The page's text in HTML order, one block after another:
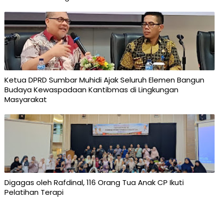
Ketua DPRD Sumbar Muhidi Ajak Seluruh Elemen Bangun
Budaya Kewaspadaan Kantibmas di Lingkungan
Masyarakat
Digagas oleh Rafdinal, 116 Orang Tua Anak CP Ikuti
Pelatihan Terapi